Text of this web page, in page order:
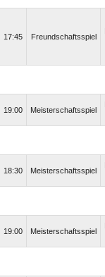
17:45 Freundschaftsspiel
19:00 Meisterschaftsspiel
18:30 Meisterschaftsspiel
19:00 Meisterschaftsspiel